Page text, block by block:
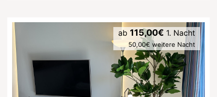
ab 115,00€ 1. Nacht
50,00€ weitere Nacht